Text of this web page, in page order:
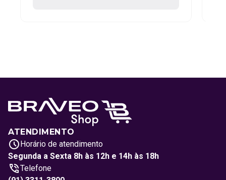
ATENDIMENTO
Horário de atendimento
Segunda a Sexta 8h às 12h e 14h às 18h
Telefone